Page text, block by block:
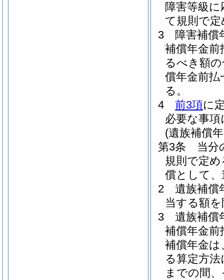
障害等級
て規則で
3
障害補償
補償年金前
るべき額
償年金前
る。
4
前3項に
必要な事
(遺族補償
第3条
当分
規則で定
償として
2
遺族補償
当する額
3
遺族補償
補償年金
補償年金
る算定方
までの間